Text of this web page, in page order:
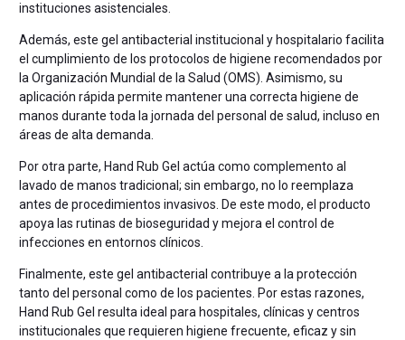
instituciones asistenciales.
Además, este gel antibacterial institucional y hospitalario facilita
el cumplimiento de los protocolos de higiene recomendados por
la Organización Mundial de la Salud (OMS). Asimismo, su
aplicación rápida permite mantener una correcta higiene de
manos durante toda la jornada del personal de salud, incluso en
áreas de alta demanda.
Por otra parte, Hand Rub Gel actúa como complemento al
lavado de manos tradicional; sin embargo, no lo reemplaza
antes de procedimientos invasivos. De este modo, el producto
apoya las rutinas de bioseguridad y mejora el control de
infecciones en entornos clínicos.
Finalmente, este gel antibacterial contribuye a la protección
tanto del personal como de los pacientes. Por estas razones,
Hand Rub Gel resulta ideal para hospitales, clínicas y centros
institucionales que requieren higiene frecuente, eficaz y sin